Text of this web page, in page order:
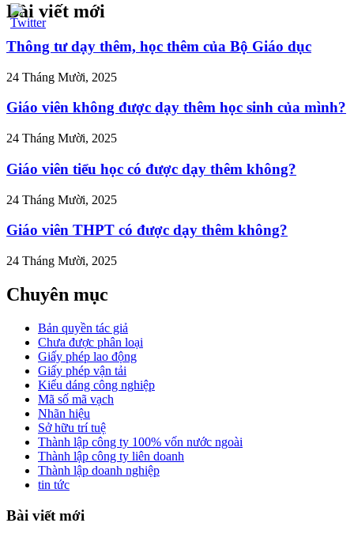
nguoi-
Bài viết mới
Thông tư dạy thêm, học thêm của Bộ Giáo dục
24 Tháng Mười, 2025
Giáo viên không được dạy thêm học sinh của mình?
24 Tháng Mười, 2025
Giáo viên tiểu học có được dạy thêm không?
24 Tháng Mười, 2025
Giáo viên THPT có được dạy thêm không?
24 Tháng Mười, 2025
Chuyên mục
Bản quyền tác giả
Chưa được phân loại
Giấy phép lao động
Giấy phép vận tải
Kiểu dáng công nghiệp
Mã số mã vạch
Nhãn hiệu
Sở hữu trí tuệ
Thành lập công ty 100% vốn nước ngoài
Thành lập công ty liên doanh
Thành lập doanh nghiệp
tin tức
Bài viết mới